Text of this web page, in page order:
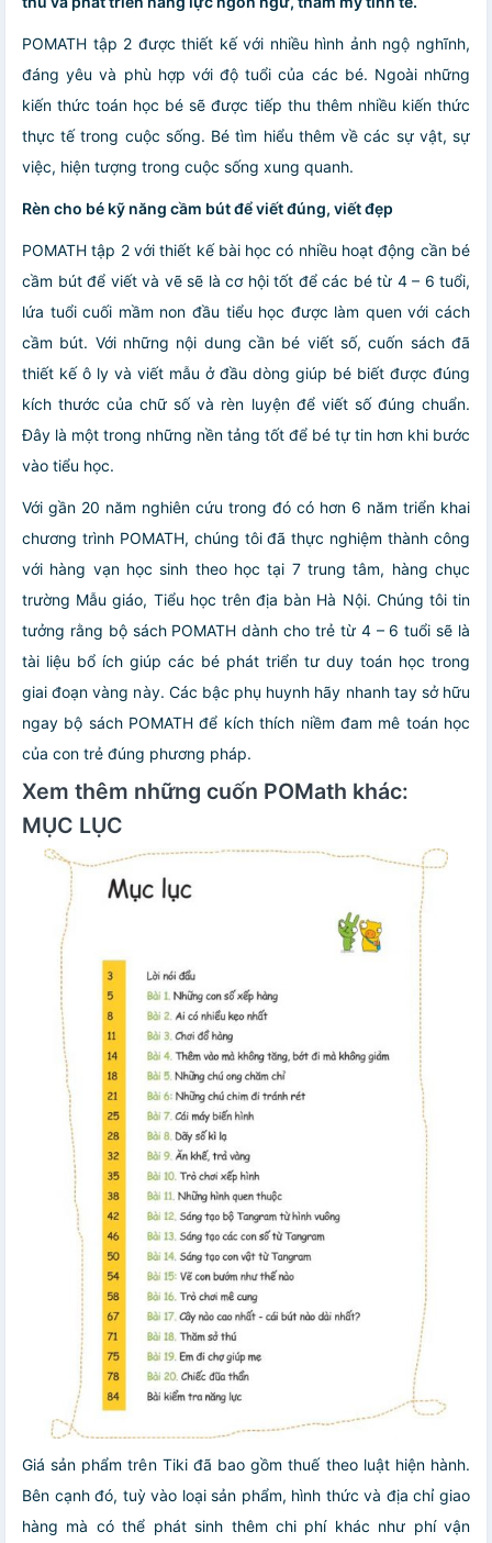
POMATH tập 2 được thiết kế với nhiều hình ảnh ngộ nghĩnh,
đáng yêu và phù hợp với độ tuổi của các bé. Ngoài những
kiến thức toán học bé sẽ được tiếp thu thêm nhiều kiến thức
thực tế trong cuộc sống. Bé tìm hiểu thêm về các sự vật, sự
việc, hiện tượng trong cuộc sống xung quanh.
Rèn cho bé kỹ năng cầm bút để viết đúng, viết đẹp
POMATH tập 2 với thiết kế bài học có nhiều hoạt động cần bé
cầm bút để viết và vẽ sẽ là cơ hội tốt để các bé từ 4 – 6 tuổi,
lứa tuổi cuối mầm non đầu tiểu học được làm quen với cách
cầm bút. Với những nội dung cần bé viết số, cuốn sách đã
thiết kế ô ly và viết mẫu ở đầu dòng giúp bé biết được đúng
kích thước của chữ số và rèn luyện để viết số đúng chuẩn.
Đây là một trong những nền tảng tốt để bé tự tin hơn khi bước
vào tiểu học.
Với gần 20 năm nghiên cứu trong đó có hơn 6 năm triển khai
chương trình POMATH, chúng tôi đã thực nghiệm thành công
với hàng vạn học sinh theo học tại 7 trung tâm, hàng chục
trường Mẫu giáo, Tiểu học trên địa bàn Hà Nội. Chúng tôi tin
tưởng rằng bộ sách POMATH dành cho trẻ từ 4 – 6 tuổi sẽ là
tài liệu bổ ích giúp các bé phát triển tư duy toán học trong
giai đoạn vàng này. Các bậc phụ huynh hãy nhanh tay sở hữu
ngay bộ sách POMATH để kích thích niềm đam mê toán học
của con trẻ đúng phương pháp.
Xem thêm những cuốn POMath khác:
MỤC LỤC
Giá sản phẩm trên Tiki đã bao gồm thuế theo luật hiện hành.
Bên cạnh đó, tuỳ vào loại sản phẩm, hình thức và địa chỉ giao
hàng mà có thể phát sinh thêm chi phí khác như phí vận